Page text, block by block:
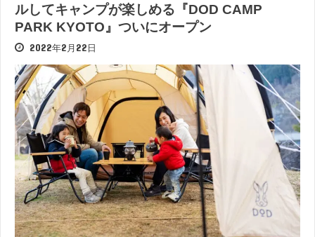
ルしてキャンプが楽しめる『DOD CAMP
PARK KYOTO』ついにオープン
2022年2月22日